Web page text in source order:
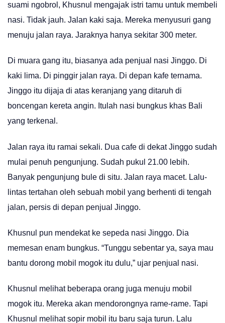
suami ngobrol, Khusnul mengajak istri tamu untuk membeli
nasi. Tidak jauh. Jalan kaki saja. Mereka menyusuri gang
menuju jalan raya. Jaraknya hanya sekitar 300 meter.
Di muara gang itu, biasanya ada penjual nasi Jinggo. Di
kaki lima. Di pinggir jalan raya. Di depan kafe ternama.
Jinggo itu dijaja di atas keranjang yang ditaruh di
boncengan kereta angin. Itulah nasi bungkus khas Bali
yang terkenal.
Jalan raya itu ramai sekali. Dua cafe di dekat Jinggo sudah
mulai penuh pengunjung. Sudah pukul 21.00 lebih.
Banyak pengunjung bule di situ. Jalan raya macet. Lalu-
lintas tertahan oleh sebuah mobil yang berhenti di tengah
jalan, persis di depan penjual Jinggo.
Khusnul pun mendekat ke sepeda nasi Jinggo. Dia
memesan enam bungkus. “Tunggu sebentar ya, saya mau
bantu dorong mobil mogok itu dulu,” ujar penjual nasi.
Khusnul melihat beberapa orang juga menuju mobil
mogok itu. Mereka akan mendorongnya rame-rame. Tapi
Khusnul melihat sopir mobil itu baru saja turun. Lalu